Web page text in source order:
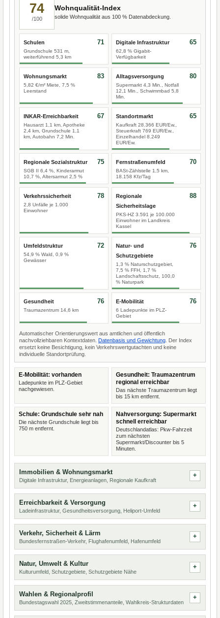
74
/100
Wohnqualität-Index
solide Wohnqualität aus 100 % Datenabdeckung.
Schulen
Grundschule 531 m,
weiterführend 5,3 km
71 Digitale Infrastruktur
62,8 % Gigabit-
Verfügbarkeit
65
Wohnungsmarkt
5,82 €/m² Miete, 7,5 %
Leerstand
83 Alltagsversorgung
Supermarkt 4,3 Min., Notfall
12,1 Min., Schwimmbad 5,8
Min.
80
INKAR-Erreichbarkeit
Hausarzt 1,1 km, Apotheke
2,4 km, Grundschule 1,1
km, Autobahn 7,2 Min.
67 Standortmarkt
Kaufkraft 28.366 EUR/Ew.,
Steuerkraft 769 EUR/Ew.,
Einzelhandel 8.249
EUR/Ew.
65
Regionale Sozialstruktur
SGB II 6,4 %, Kinderarmut
10,7 %, Altersarmut 2,5 %
75 Fernstraßenumfeld
BASt-Zählstelle 1,5 km,
18.158 Kfz/Tag
70
Verkehrssicherheit
2,8 Unfälle je 1.000
Einwohner
78
Regionale
Sicherheitslage
PKS-HZ 3.591 je 100.000
Einwohner im Landkreis
Kassel
88
Umfeldstruktur
54,9 % Wald, 0,9 %
Gewässer
72
Natur- und
Schutzgebiete
1,3 % Naturschutzgebiet,
7,5 % FFH, 1,7 %
Landschaftsschutz, 100,0
% Naturpark
76
Gesundheit
Traumazentrum 14,6 km
76 E-Mobilität
6 Ladepunkte im PLZ-
Gebiet
76
Automatischer Orientierungswert aus amtlichen und öffentlich
nachvollziehbaren Kontextdaten. Datenbasis und Gewichtung . Der Index
ersetzt keine Besichtigung, kein Verkehrswertgutachten und keine
individuelle Standortprüfung.
E-Mobilität: vorhanden
Ladepunkte im PLZ-Gebiet
nachgewiesen.
Gesundheit: Traumazentrum
regional erreichbar
Das nächste Traumazentrum liegt
bis 15 km entfernt.
Schule: Grundschule sehr nah
Die nächste Grundschule liegt bis
750 m entfernt.
Nahversorgung: Supermarkt
schnell erreichbar
Deutschlandatlas: Pkw-Fahrzeit
zum nächsten
Supermarkt/Discounter bis 5
Minuten.
Immobilien & Wohnungsmarkt
Digitale Infrastruktur, Energieanlagen, Regionale Kaufkraft
Erreichbarkeit & Versorgung
Ladeinfrastruktur, Gesundheitsversorgung, Heliport-Umfeld
Verkehr, Sicherheit & Lärm
Bundesfernstraßen-Verkehr, Flughafenumfeld, Hafenumfeld
Natur, Umwelt & Kultur
Kulturumfeld, Schutzgebiete, Schutzgebiete Nähe
Wahlen & Regionalprofil
Bundestagswahl 2025, Zweitstimmenanteile, Wahlkreis-Strukturdaten